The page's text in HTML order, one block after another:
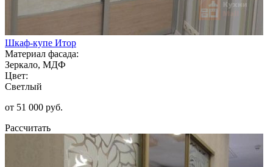
Шкаф-купе Итор
Материал фасада:
Зеркало, МДФ
Цвет:
Светлый
от 51 000 руб.
Рассчитать